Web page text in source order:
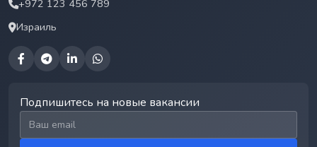
+972 123 456 789
Израиль
Подпишитесь на новые вакансии
Email для подписки